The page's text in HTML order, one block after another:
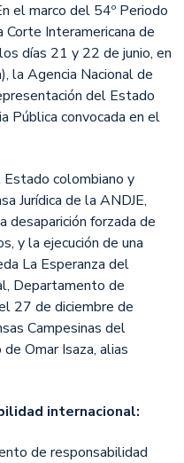
el marco del 54º Periodo
Interamericana de
días 21 y 22 de junio, en
la Agencia Nacional de
del Estado
Pública convocada en el
colombiano y
Jurídica de la ANDJE,
desaparición forzada de
y la ejecución de una
La Esperanza del
Departamento de
27 de diciembre de
Campesinas del
Omar Isaza, alias
internacional:
de responsabilidad